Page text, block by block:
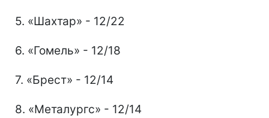
5. «Шахтар» - 12/22
6. «Гомель» - 12/18
7. «Брест» - 12/14
8. «Металургс» - 12/14